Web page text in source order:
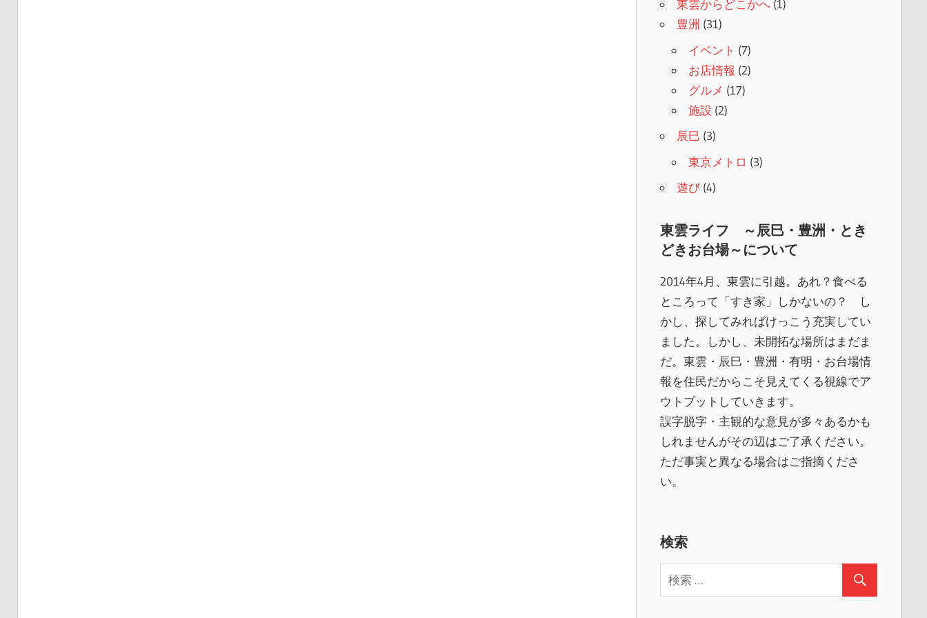
東雲からどこかへ(1)
豊洲 (31)
イベント (7)
お店情報 (2)
グルメ (17)
施設 (2)
辰巳 (3)
東京メトロ (3)
遊び(4)
東雲ライフ ～辰巳・豊洲・とき
どきお台場～について
2014年4月、東雲に引越。あれ？食べる
ところって「すき家」しかないの？ し
かし、探してみればけっこう充実してい
ました。しかし、未開拓な場所はまだま
だ。東雲・辰巳・豊洲・有明・お台場情
報を住民だからこそ見えてくる視線でア
ウトプットしていきます。
誤字脱字・主観的な意見が多々あるかも
しれませんがその辺はご了承ください。
ただ事実と異なる場合はご指摘くださ
い。
検索